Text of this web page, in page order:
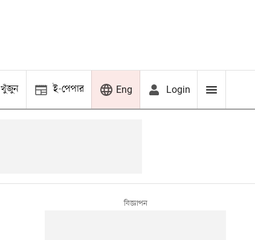
খুঁজুন ই-পেপার Eng Login